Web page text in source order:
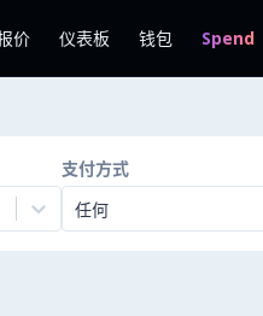
价 仪表板 钱包 Spend
支付方式
任何